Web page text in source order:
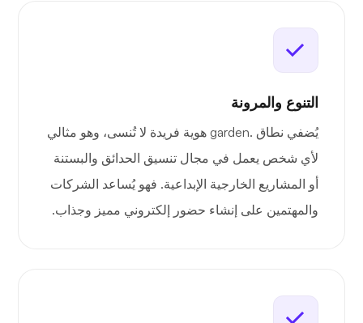
التنوع والمرونة
يُضفي نطاق .garden هوية فريدة لا تُنسى، وهو مثالي
لأي شخص يعمل في مجال تنسيق الحدائق والبستنة
أو المشاريع الخارجية الإبداعية. فهو يُساعد الشركات
والمهتمين على إنشاء حضور إلكتروني مميز وجذاب.